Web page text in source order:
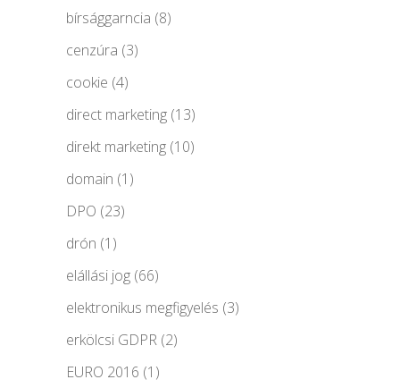
bírsággarncia (8)
cenzúra (3)
cookie (4)
direct marketing (13)
direkt marketing (10)
domain (1)
DPO (23)
drón (1)
elállási jog (66)
elektronikus megfigyelés (3)
erkölcsi GDPR (2)
EURO 2016 (1)